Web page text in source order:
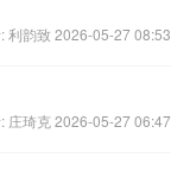
利韵致 2026-05-27 08:53
庄琦克 2026-05-27 06:47